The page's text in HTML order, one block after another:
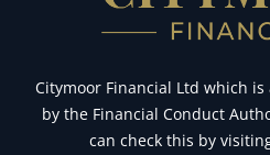
Citymoor Financial Ltd which
by the Financial Conduct
can check this by